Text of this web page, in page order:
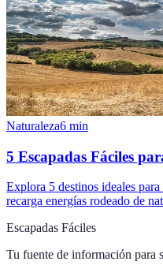
Naturaleza6 min
5 Escapadas Fáciles
Explora 5 destinos ideales
recarga energías rodeado de
Escapadas Fáciles
Tu fuente de información para